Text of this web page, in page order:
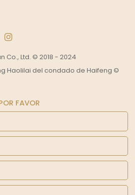
Co., Ltd. © 2018 - 2024
Haolilai del condado de Haifeng ©
FAVOR